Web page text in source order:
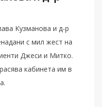
Кузманова и д-р
с мил жест на
Джеси и Митко.
кабинета им в